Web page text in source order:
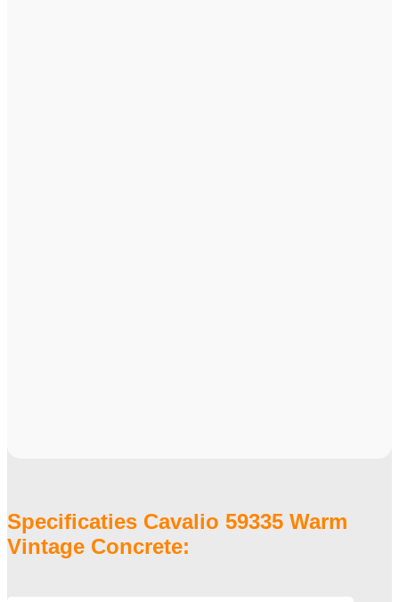
Specificaties Cavalio 59335 Warm
Vintage Concrete: